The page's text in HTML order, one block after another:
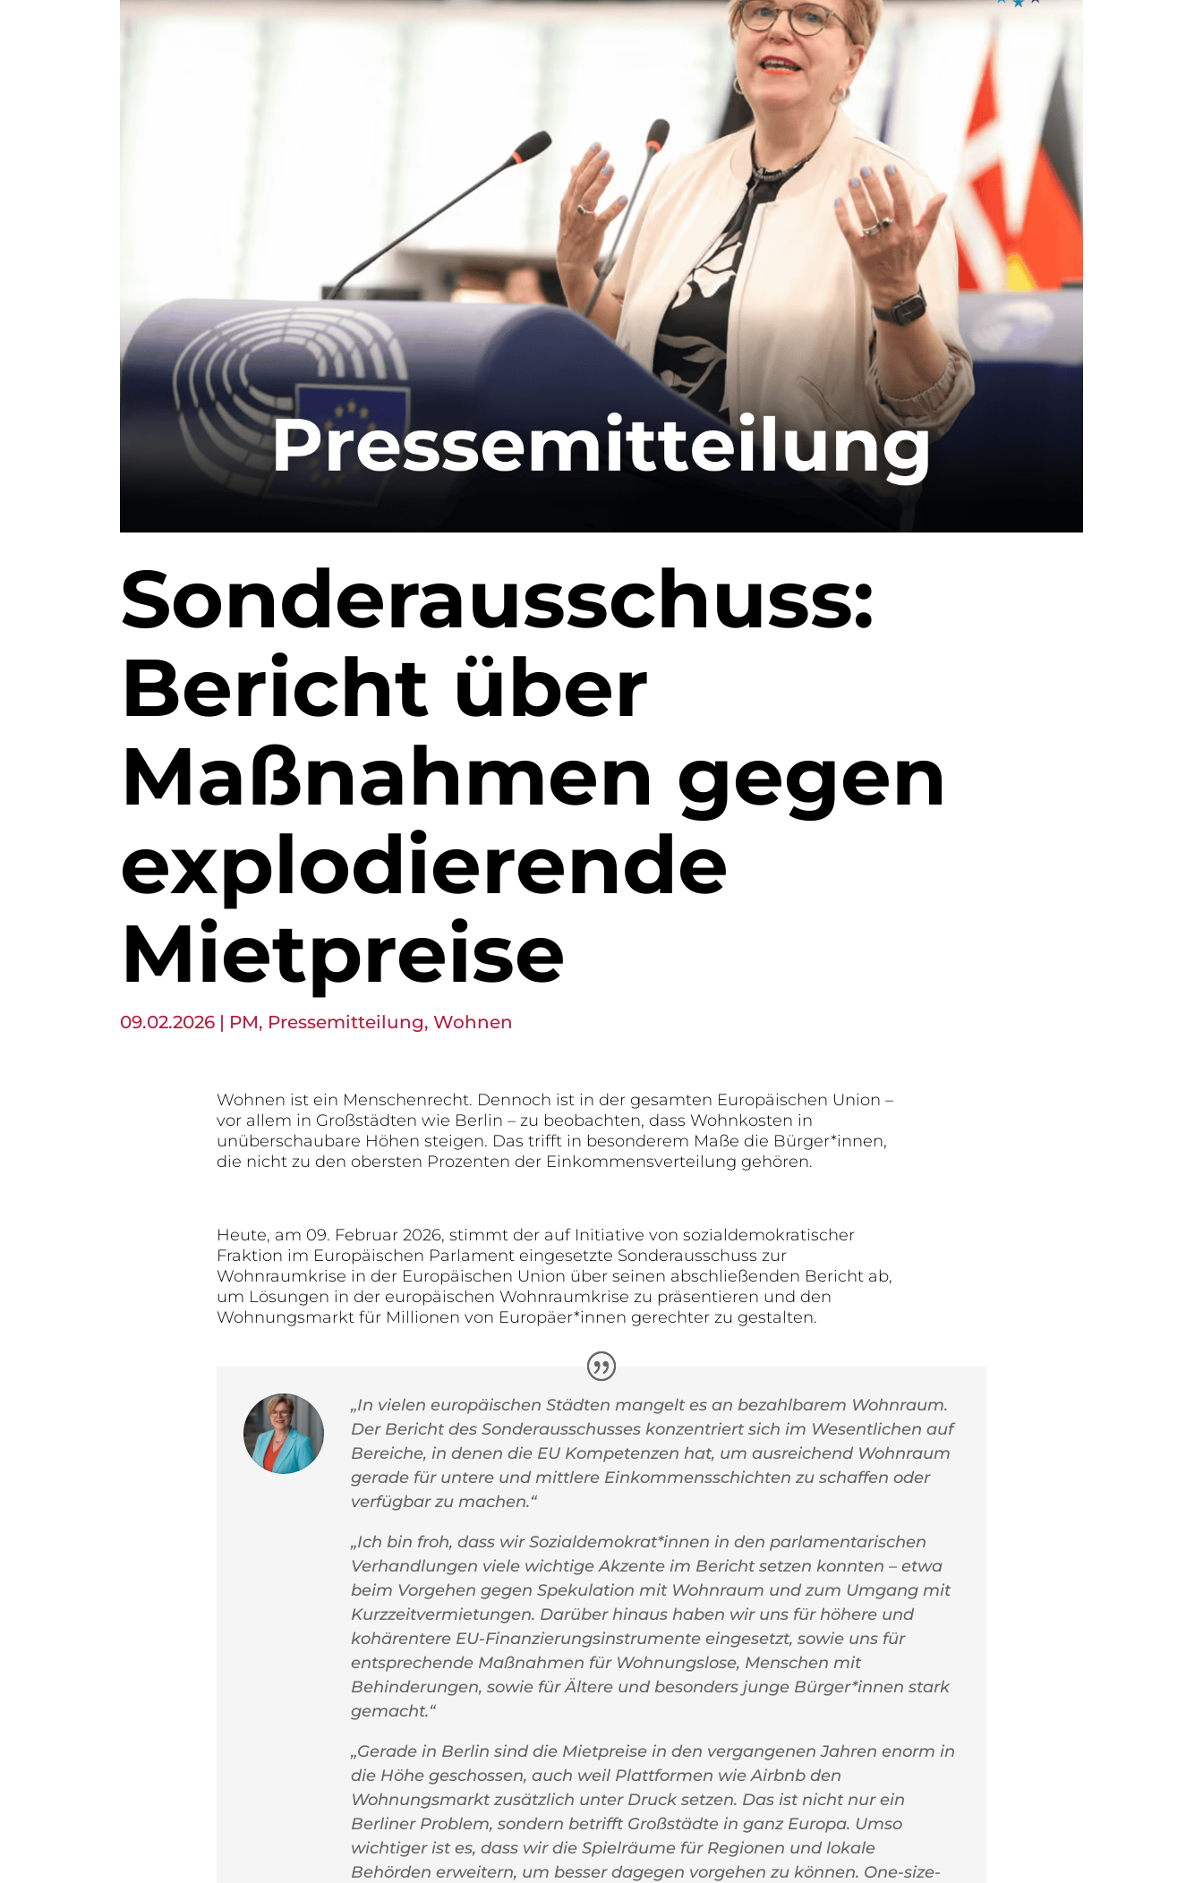
Sonderausschuss:
Bericht über
Maßnahmen gegen
explodierende
Mietpreise
09.02.2026 | PM, Pressemitteilung,Wohnen
Wohnen ist ein Menschenrecht. Dennoch ist in der gesamten Europäischen Union –
vor allem in Großstädten wie Berlin – zu beobachten, dass Wohnkosten in
unüberschaubare Höhen steigen. Das trifft in besonderem Maße die Bürger*innen,
die nicht zu den obersten Prozenten der Einkommensverteilung gehören.
Heute, am 09. Februar 2026, stimmt der auf Initiative von sozialdemokratischer
Fraktion im Europäischen Parlament eingesetzte Sonderausschuss zur
Wohnraumkrise in der Europäischen Union über seinen abschließenden Bericht ab,
um Lösungen in der europäischen Wohnraumkrise zu präsentieren und den
Wohnungsmarkt für Millionen von Europäer*innen gerechter zu gestalten.
„In vielen europäischen Städten mangelt es an bezahlbarem Wohnraum.
Der Bericht des Sonderausschusses konzentriert sich im Wesentlichen auf
Bereiche, in denen die EU Kompetenzen hat, um ausreichend Wohnraum
gerade für untere und mittlere Einkommensschichten zu schaffen oder
verfügbar zu machen.“
„Ich bin froh, dass wir Sozialdemokrat*innen in den parlamentarischen
Verhandlungen viele wichtige Akzente im Bericht setzen konnten – etwa
beim Vorgehen gegen Spekulation mit Wohnraum und zum Umgang mit
Kurzzeitvermietungen. Darüber hinaus haben wir uns für höhere und
kohärentere EU-Finanzierungsinstrumente eingesetzt, sowie uns für
entsprechende Maßnahmen für Wohnungslose, Menschen mit
Behinderungen, sowie für Ältere und besonders junge Bürger*innen stark
gemacht.“
„Gerade in Berlin sind die Mietpreise in den vergangenen Jahren enorm in
die Höhe geschossen, auch weil Plattformen wie Airbnb den
Wohnungsmarkt zusätzlich unter Druck setzen. Das ist nicht nur ein
Berliner Problem, sondern betrifft Großstädte in ganz Europa. Umso
wichtiger ist es, dass wir die Spielräume für Regionen und lokale
Behörden erweitern, um besser dagegen vorgehen zu können. One-size-